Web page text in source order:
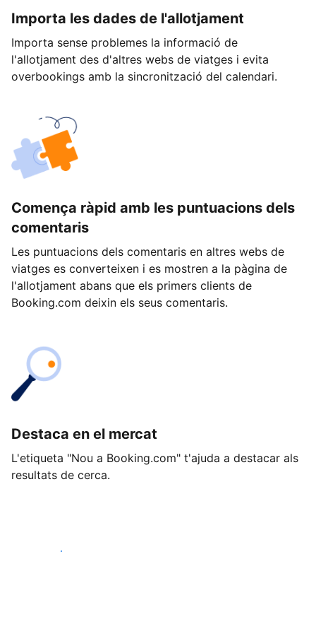
Importa les dades de l'allotjament
Importa sense problemes la informació de
l'allotjament des d'altres webs de viatges i evita
overbookings amb la sincronització del calendari.
Comença ràpid amb les puntuacions dels
comentaris
Les puntuacions dels comentaris en altres webs de
viatges es converteixen i es mostren a la pàgina de
l'allotjament abans que els primers clients de
Booking.com deixin els seus comentaris.
Destaca en el mercat
L'etiqueta "Nou a Booking.com" t'ajuda a destacar als
resultats de cerca.
Comença avui